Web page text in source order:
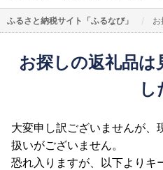
ふるさと納税サイト「ふるなび」
お探しの返礼品
し
大変申し訳ございませんが、
扱いがございません。
恐れ入りますが、以下よりキ